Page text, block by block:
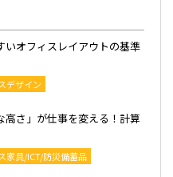
いオフィスレイアウトの基準
デザイン
高さ」が仕事を変える！計算
家具/ICT/防災備蓄品